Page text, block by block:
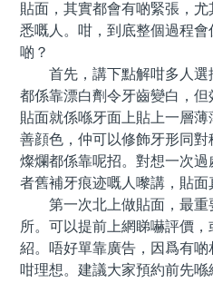
貼面，其實都會有啲緊張，
悉嘅人。咁，到底整個過程
啲？
首先，講下點解咁多人選
都係靠漂白劑令牙齒變白，
貼面就係喺牙面上貼上一層
善顔色，仲可以修飾牙形同
燦爛都係靠呢招。對想一次
者舊補牙痕迹嘅人嚟講，貼面
第一次北上做貼面，最重
所。可以提前上網睇嚇評價
紹。唔好單靠廣告，因爲有
咁理想。建議大家預約前先